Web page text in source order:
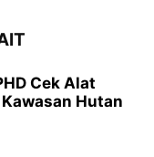
Cek Alat
Hutan